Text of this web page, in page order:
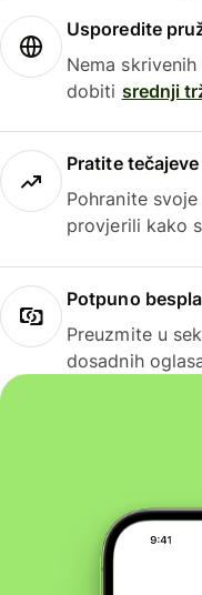
Usporedite
Nema
dobiti srednji
Pratite
Pohranite
provjerili kako
Potpuno
Preuzmite u
dosadnih